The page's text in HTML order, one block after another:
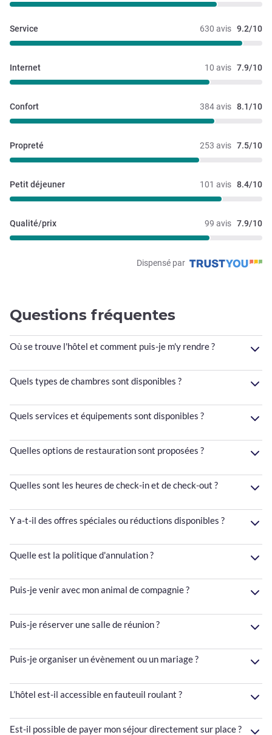
630 avis 9.2/10
Service
10 avis 7.9/10
Internet
384 avis 8.1/10
Confort
253 avis 7.5/10
Propreté
101 avis 8.4/10
Petit déjeuner
99 avis 7.9/10
Qualité/prix
Dispensé par
Questions fréquentes
Où se trouve l'hôtel et comment puis-je m'y rendre ?
Quels types de chambres sont disponibles ?
Quels services et équipements sont disponibles ?
Quelles options de restauration sont proposées ?
Quelles sont les heures de check-in et de check-out ?
Y a-t-il des offres spéciales ou réductions disponibles ?
Quelle est la politique d'annulation ?
Puis-je venir avec mon animal de compagnie ?
Puis-je réserver une salle de réunion ?
Puis-je organiser un évènement ou un mariage ?
L’hôtel est-il accessible en fauteuil roulant ?
Est-il possible de payer mon séjour directement sur place ?